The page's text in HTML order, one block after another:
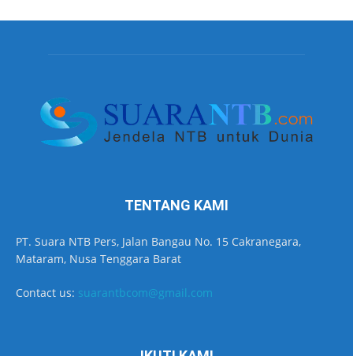
TENTANG KAMI
PT. Suara NTB Pers, Jalan Bangau No. 15 Cakranegara,
Mataram, Nusa Tenggara Barat
Contact us: suarantbcom@gmail.com